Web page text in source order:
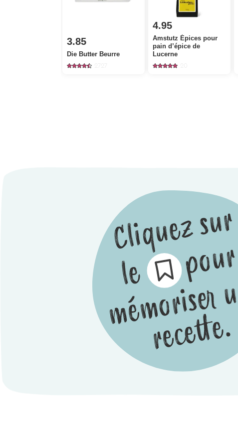
3.85
Die Butter Beurre
4.95
Amstutz Épices pour
pain d’épice de
Lucerne